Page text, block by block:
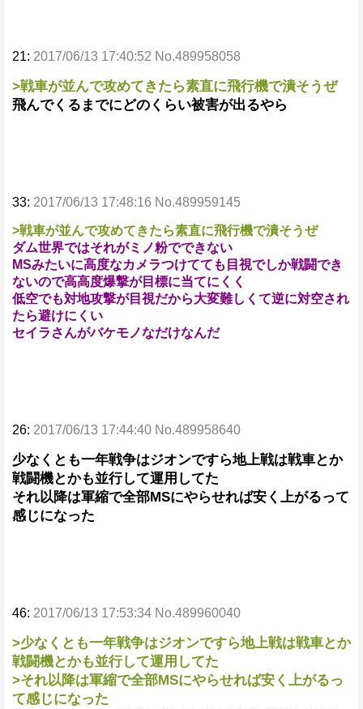
21: 2017/06/13 17:40:52 No.489958058
>戦車が並んで攻めてきたら素直に飛行機で潰そうぜ
飛んでくるまでにどのくらい被害が出るやら
33: 2017/06/13 17:48:16 No.489959145
>戦車が並んで攻めてきたら素直に飛行機で潰そうぜ
ダム世界ではそれがミノ粉でできない
MSみたいに高度なカメラつけてても目視でしか戦闘でき
ないので高高度爆撃が目標に当てにくく
低空でも対地攻撃が目視だから大変難しくて逆に対空され
たら避けにくい
セイラさんがバケモノなだけなんだ
26: 2017/06/13 17:44:40 No.489958640
少なくとも一年戦争はジオンですら地上戦は戦車とか
戦闘機とかも並行して運用してた
それ以降は軍縮で全部MSにやらせれば安く上がるって
感じになった
46: 2017/06/13 17:53:34 No.489960040
>少なくとも一年戦争はジオンですら地上戦は戦車とか
戦闘機とかも並行して運用してた
>それ以降は軍縮で全部MSにやらせれば安く上がるっ
て感じになった